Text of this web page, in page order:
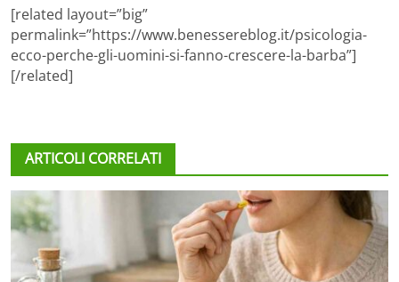
[related layout=”big”
permalink=”https://www.benessereblog.it/psicologia-
ecco-perche-gli-uomini-si-fanno-crescere-la-barba”]
[/related]
ARTICOLI CORRELATI